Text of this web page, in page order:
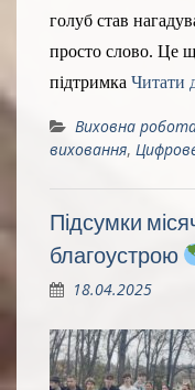
голуб став
просто слово. Це
підтримка Читати
Виховна
виховання,
Підсумки
благоустрою
18.04.2025